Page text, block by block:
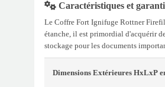
Caractéristiques et
Le Coffre Fort Ignifuge Rottner
étanche, il est primordial d'acquérir
stockage pour les documents
Dimensions Extérieures HxLxP